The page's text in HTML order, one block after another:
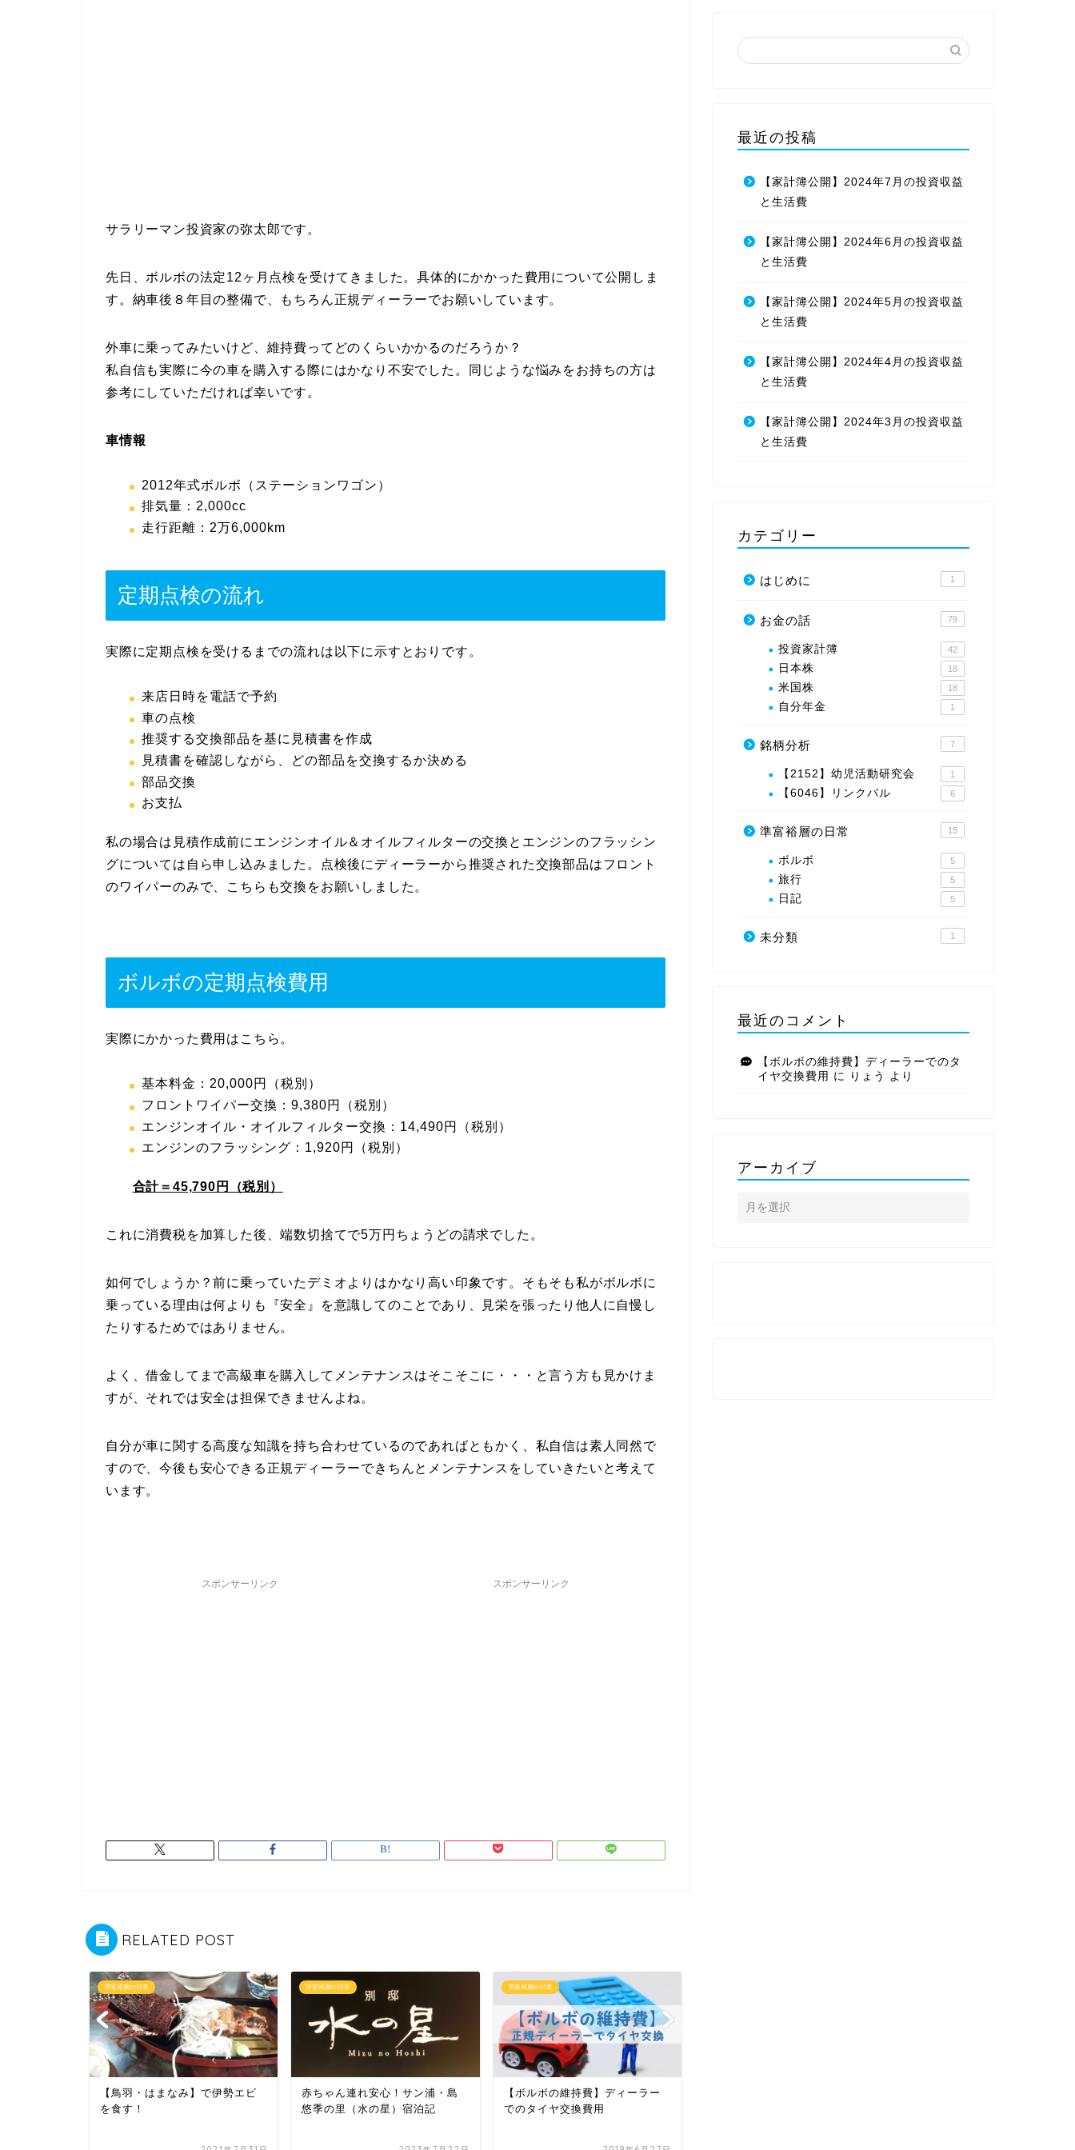
サラリーマン投資家の弥太郎です。
先日、ボルボの法定12ヶ月点検を受けてきました。具体的にかかった費用について公開しま
す。納車後８年目の整備で、もちろん正規ディーラーでお願いしています。
外車に乗ってみたいけど、維持費ってどのくらいかかるのだろうか？
私自信も実際に今の車を購入する際にはかなり不安でした。同じような悩みをお持ちの方は
参考にしていただければ幸いです。
車情報
2012年式ボルボ（ステーションワゴン）
排気量：2,000cc
走行距離：2万6,000km
定期点検の流れ
実際に定期点検を受けるまでの流れは以下に示すとおりです。
来店日時を電話で予約
車の点検
推奨する交換部品を基に見積書を作成
見積書を確認しながら、どの部品を交換するか決める
部品交換
お支払
私の場合は見積作成前にエンジンオイル＆オイルフィルターの交換とエンジンのフラッシン
グについては自ら申し込みました。点検後にディーラーから推奨された交換部品はフロント
のワイパーのみで、こちらも交換をお願いしました。
ボルボの定期点検費用
実際にかかった費用はこちら。
基本料金：20,000円（税別）
フロントワイパー交換：9,380円（税別）
エンジンオイル・オイルフィルター交換：14,490円（税別）
エンジンのフラッシング：1,920円（税別）
合計＝45,790円（税別）
これに消費税を加算した後、端数切捨てで5万円ちょうどの請求でした。
如何でしょうか？前に乗っていたデミオよりはかなり高い印象です。そもそも私がボルボに
乗っている理由は何よりも『安全』を意識してのことであり、見栄を張ったり他人に自慢し
たりするためではありません。
よく、借金してまで高級車を購入してメンテナンスはそこそこに・・・と言う方も見かけま
すが、それでは安全は担保できませんよね。
自分が車に関する高度な知識を持ち合わせているのであればともかく、私自信は素人同然で
すので、今後も安心できる正規ディーラーできちんとメンテナンスをしていきたいと考えて
います。
スポンサーリンク スポンサーリンク
RELATED POST
準富裕層の日常
【鳥羽・はまなみ】で伊勢エビ
を食す！
準富裕層の日常
赤ちゃん連れ安心！サン浦・島
悠季の里（水の星）宿泊記
準富裕層の日常
【ボルボの維持費】ディーラー
でのタイヤ交換費用
最近の投稿
【家計簿公開】2024年7月の投資収益
と生活費
【家計簿公開】2024年6月の投資収益
と生活費
【家計簿公開】2024年5月の投資収益
と生活費
【家計簿公開】2024年4月の投資収益
と生活費
【家計簿公開】2024年3月の投資収益
と生活費
カテゴリー
はじめに 1
お金の話 79
投資家計簿 42
日本株 18
米国株 18
自分年金 1
銘柄分析 7
【2152】幼児活動研究会 1
【6046】リンクバル 6
準富裕層の日常 15
ボルボ 5
旅行 5
日記 5
未分類 1
最近のコメント
【ボルボの維持費】ディーラーでのタ
イヤ交換費用 に りょう より
アーカイブ